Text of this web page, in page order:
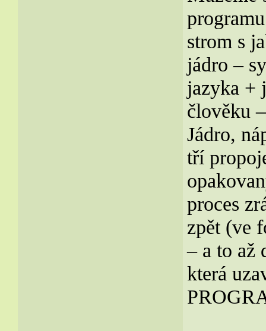
strom s
jádro –
jazyka +
člověku
Jádro,
tří
proces
zpět (ve
– a to až
která